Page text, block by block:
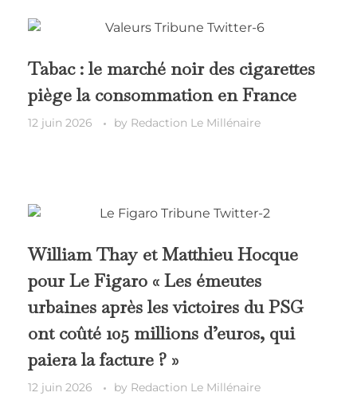
Tabac : le marché noir des cigarettes
piège la consommation en France
12 juin 2026 by Redaction Le Millénaire
William Thay et Matthieu Hocque
pour Le Figaro « Les émeutes
urbaines après les victoires du PSG
ont coûté 105 millions d’euros, qui
paiera la facture ? »
12 juin 2026 by Redaction Le Millénaire